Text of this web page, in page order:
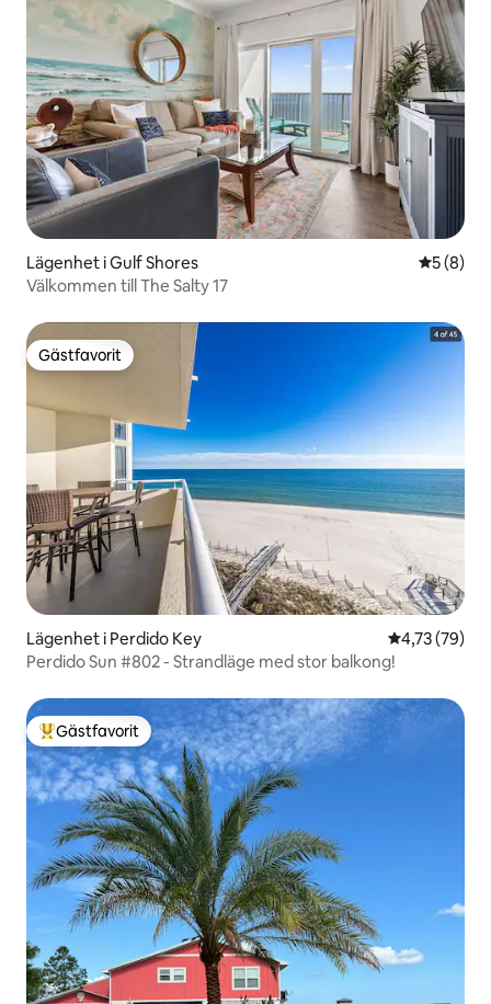
Lägenhet i Gulf Shores 5 av 5 i
5 (8)
Välkommen till The Salty 17
Gästfavorit
Gästfavorit
Lägenhet i Perdido Key 4,73 av 5 i
4,73 (79)
Perdido Sun #802 - Strandläge med stor balkong!
Populär gästfavorit
Gästfavorit